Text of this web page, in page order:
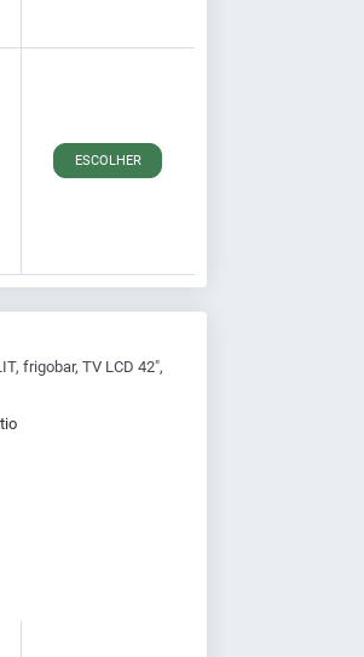
ESCOLHER
frigobar, TV LCD 42",